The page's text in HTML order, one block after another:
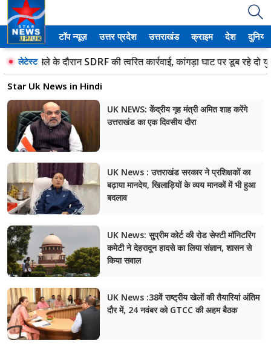
टॉप न्यूज़ उत्तर प्रदेश उत्तराखंड क्राइम देश दुनिया
लेटेस्ट
कांवड़ मेले के दौरान SDRF की त्वरित कार्रवाई, कांगड़ा घाट पर डूब रहे दो
Star Uk News in Hindi
UK NEWS: केंद्रीय गृह मंत्री अमित शाह करेंगे
उत्तराखंड का एक दिवसीय दौरा
UK News : उत्तराखंड सरकार ने प्रशिक्षकों का
बढ़ाया मानदेय, खिलाड़ियों के व्यय मानकों में भी हुआ
बदलाव
UK News: सुप्रीम कोर्ट की रोड सेफ्टी मॉनिटरिंग
कमेटी ने देहरादून हादसे का लिया संज्ञान, शासन से
किया सवाल
UK News :38वें राष्ट्रीय खेलों की तैयारियां अंतिम
दौर में, 24 नवंबर को GTCC की अहम बैठक
उत्तर प्रदेश
अमेठी
आगरा
कानपुर
मेरठ
लखनऊ
उत्तराखंड
अल्मोड़ा
चंपावत
चमोली